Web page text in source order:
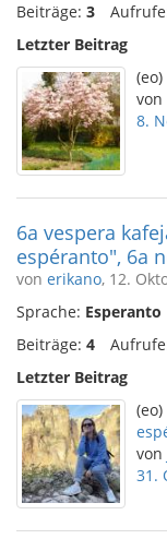
Beiträge: 3
Letzter Beitrag
(eo)
von
8.
6a vespera
espéranto", 6a
von erikano, 12.
Sprache: Esperanto
Beiträge: 4
Letzter Beitrag
(eo)
von
31.